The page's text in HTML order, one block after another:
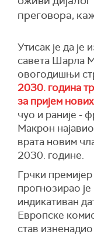
преговора,
Утисак је да је
савета Шарла
овогодишњи
2030. година
за пријем
чуо и раније -
Макрон
врата новим
2030. године.
Грчки
прогнозирао
индикативан
Европске
став